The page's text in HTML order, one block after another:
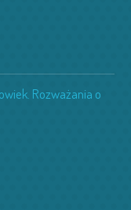
Rozważania o